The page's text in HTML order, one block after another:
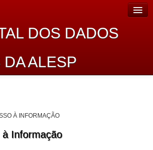
DOS DADOS
ALESP
À INFORMAÇÃO
à Informação